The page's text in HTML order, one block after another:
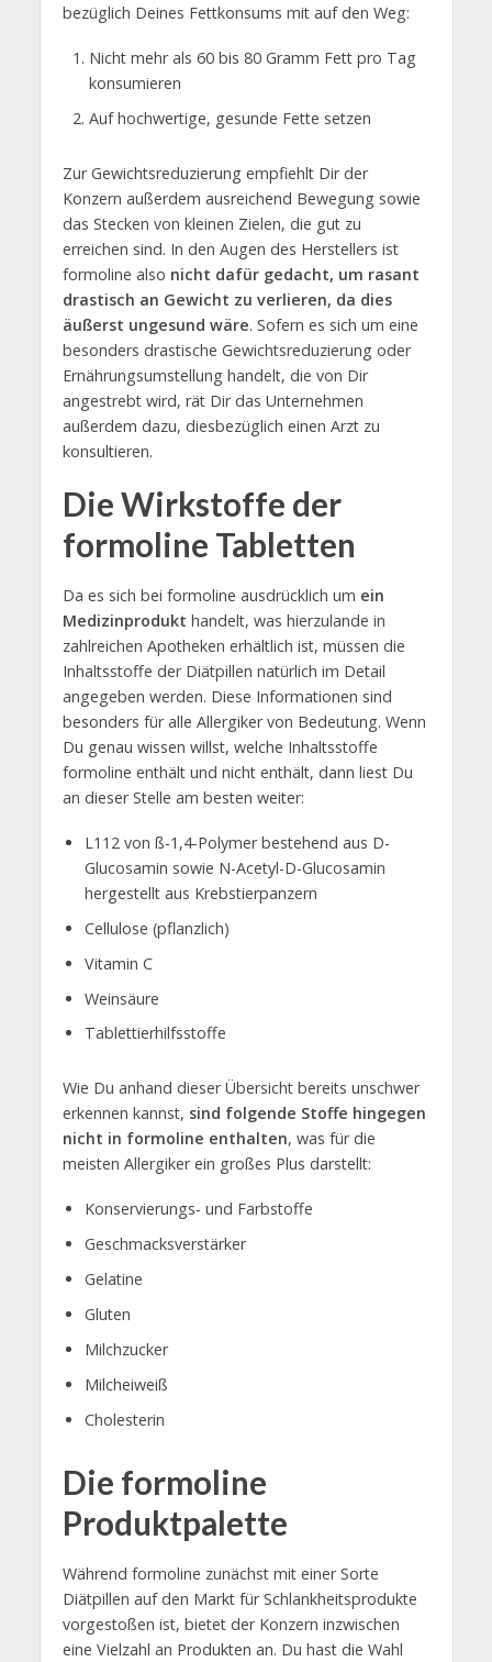
bezüglich Deines Fettkonsums mit auf den Weg:
Nicht mehr als 60 bis 80 Gramm Fett pro Tag
konsumieren
Auf hochwertige, gesunde Fette setzen
Zur Gewichtsreduzierung empfiehlt Dir der
Konzern außerdem ausreichend Bewegung sowie
das Stecken von kleinen Zielen, die gut zu
erreichen sind. In den Augen des Herstellers ist
formoline also nicht dafür gedacht, um rasant
drastisch an Gewicht zu verlieren, da dies
äußerst ungesund wäre. Sofern es sich um eine
besonders drastische Gewichtsreduzierung oder
Ernährungsumstellung handelt, die von Dir
angestrebt wird, rät Dir das Unternehmen
außerdem dazu, diesbezüglich einen Arzt zu
konsultieren.
Die Wirkstoffe der
formoline Tabletten
Da es sich bei formoline ausdrücklich um ein
Medizinprodukt handelt, was hierzulande in
zahlreichen Apotheken erhältlich ist, müssen die
Inhaltsstoffe der Diätpillen natürlich im Detail
angegeben werden. Diese Informationen sind
besonders für alle Allergiker von Bedeutung. Wenn
Du genau wissen willst, welche Inhaltsstoffe
formoline enthält und nicht enthält, dann liest Du
an dieser Stelle am besten weiter:
L112 von ß-1,4-Polymer bestehend aus D-
Glucosamin sowie N-Acetyl-D-Glucosamin
hergestellt aus Krebstierpanzern
Cellulose (pflanzlich)
Vitamin C
Weinsäure
Tablettierhilfsstoffe
Wie Du anhand dieser Übersicht bereits unschwer
erkennen kannst, sind folgende Stoffe hingegen
nicht in formoline enthalten, was für die
meisten Allergiker ein großes Plus darstellt:
Konservierungs- und Farbstoffe
Geschmacksverstärker
Gelatine
Gluten
Milchzucker
Milcheiweiß
Cholesterin
Die formoline
Produktpalette
Während formoline zunächst mit einer Sorte
Diätpillen auf den Markt für Schlankheitsprodukte
vorgestoßen ist, bietet der Konzern inzwischen
eine Vielzahl an Produkten an. Du hast die Wahl